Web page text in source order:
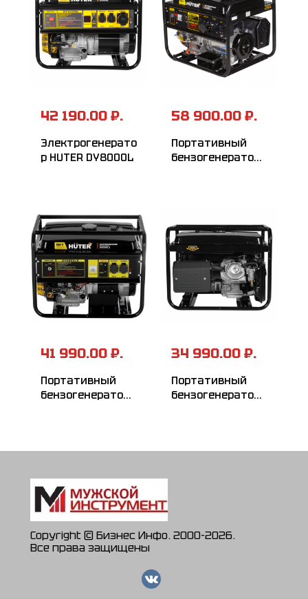
42 190.00 ₽.
Электрогенерато
р HUTER DY8000L
58 900.00 ₽.
Портативный
бензогенератор
41 990.00 ₽.
Портативный
бензогенератор
34 990.00 ₽.
Портативный
бензогенератор
Copyright © Бизнес Инфо. 2000-2026.
Все права защищены